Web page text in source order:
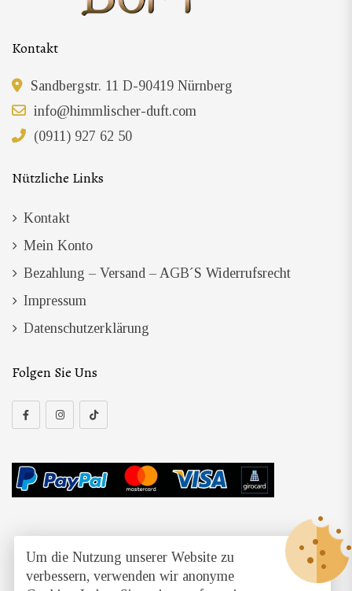
Kontakt
Sandbergstr. 11 D-90419 Nürnberg
info@himmlischer-duft.com
(0911) 927 62 50
Nützliche Links
Kontakt
Mein Konto
Bezahlung – Versand – AGB´s Widerrufsrecht
Impressum
Datenschutzerklärung
Folgen Sie Uns
Copyright © 2026 / Himmlischer Duft / Alle Rechte
vorbehalten
Um die Nutzung unserer Website zu
verbessern, verwenden wir anonyme